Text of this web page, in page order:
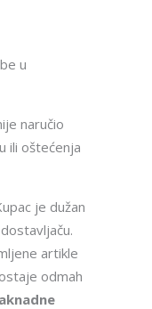
u
naručio
ili oštećenja
je dužan
artikle
odmah